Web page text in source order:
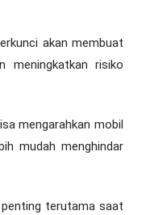
akan membuat
meningkatkan risiko
mengarahkan mobil
mudah menghindar
terutama saat